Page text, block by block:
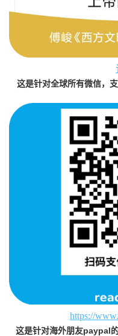
这是针对全球所有微信，
https://
这是针对海外朋友paypal